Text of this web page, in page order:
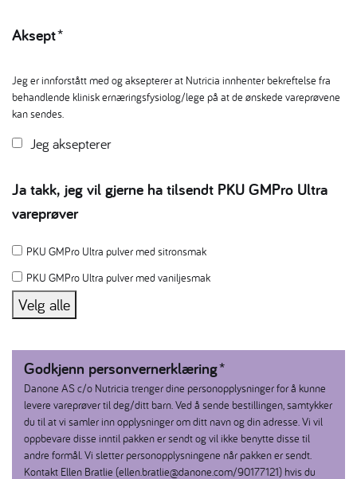
Aksept*
Jeg er innforstått med og aksepterer at Nutricia innhenter bekreftelse fra
behandlende klinisk ernæringsfysiolog/lege på at de ønskede vareprøvene
kan sendes.
Jeg aksepterer
Ja takk, jeg vil gjerne ha tilsendt PKU GMPro Ultra
vareprøver
PKU GMPro Ultra pulver med sitronsmak
PKU GMPro Ultra pulver med vaniljesmak
Velg alle
Godkjenn personvernerklæring*
Danone AS c/o Nutricia trenger dine personopplysninger for å kunne
levere vareprøver til deg/ditt barn. Ved å sende bestillingen, samtykker
du til at vi samler inn opplysninger om ditt navn og din adresse. Vi vil
oppbevare disse inntil pakken er sendt og vil ikke benytte disse til
andre formål. Vi sletter personopplysningene når pakken er sendt.
Kontakt Ellen Bratlie (ellen.bratlie@danone.com/90177121) hvis du